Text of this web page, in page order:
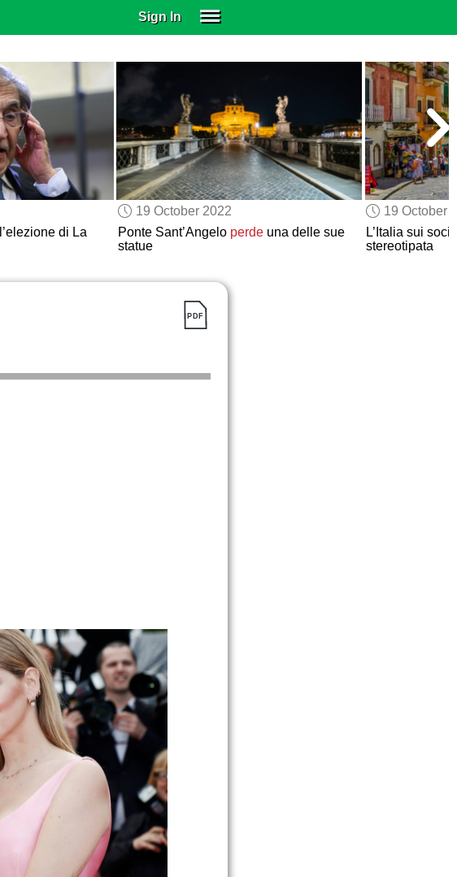
Sign In
EDUCATIONAL LICENSES
GIFT CARDS
OTHER LANGUAGES
ABOUT US
ALEXA
ADJUST COLORS
di La
19 October 2022
Ponte Sant’Angelo perdeuna delle sue
statue
19 October
L’Italia sui
stereotipata